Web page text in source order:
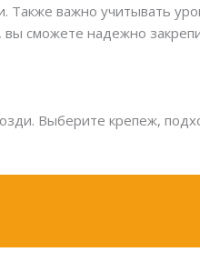
Также важно учитывать
сможете надежно
Выберите крепеж,